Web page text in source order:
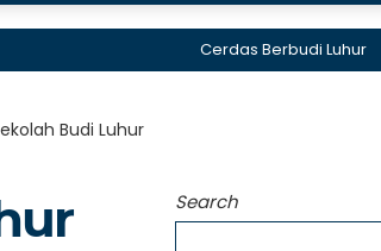
Cerdas Berbudi Luhur
telah menerima
Budi Luhur
Search